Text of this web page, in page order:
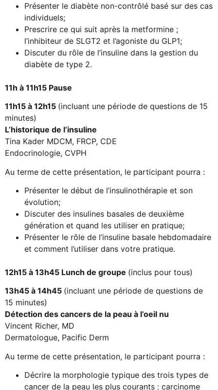
Présenter le diabète non-contrôlé basé sur des cas
individuels;
Prescrire ce qui suit après la metformine ;
l’inhibiteur de SLGT2 et l’agoniste du GLP1;
Discuter du rôle de l’insuline dans la gestion du
diabète de type 2.
11h à 11h15 Pause
11h15 à 12h15 (incluant une période de questions de 15
minutes)
L’historique de l’insuline
Tina Kader MDCM, FRCP, CDE
Endocrinologie, CVPH
Au terme de cette présentation, le participant pourra :
Présenter le début de l’insulinothérapie et son
évolution;
Discuter des insulines basales de deuxième
génération et quand les utiliser en pratique;
Présenter le rôle de l’insuline basale hebdomadaire
et comment l’utiliser dans votre pratique.
12h15 à 13h45 Lunch de groupe (inclus pour tous)
13h45 à 14h45 (incluant une période de questions de
15 minutes)
Détection des cancers de la peau à l’oeil nu
Vincent Richer, MD
Dermatologue, Pacific Derm
Au terme de cette présentation, le participant pourra :
Décrire la morphologie typique des trois types de
cancer de la peau les plus courants : carcinome